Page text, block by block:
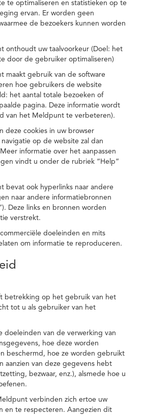
te optimaliseren en statistieken op te
ervan. Er worden geen
de bezoekers kunnen worden
onthoudt uw taalvoorkeur (Doel: het
door de gebruiker optimaliseren)
maakt gebruik van de software
hoe gebruikers de website
het aantal totale bezoeken of
pagina. Deze informatie wordt
van het Meldpunt te verbeteren).
deze cookies in uw browser
op de website zal dan
informatie over het aanpassen
vindt u onder de rubriek “Help”
bevat ook hyperlinks naar andere
naar andere informatiebronnen
Deze links en bronnen worden
verstrekt.
doeleinden en mits
om informatie te reproduceren.
betrekking op het gebruik van het
tot u als gebruiker van het
doeleinden van de verwerking van
hoe deze worden
beschermd, hoe ze worden gebruikt
aanzien van deze gegevens hebt
bezwaar, enz.), alsmede hoe u
verbinden zich ertoe uw
en te respecteren. Aangezien dit